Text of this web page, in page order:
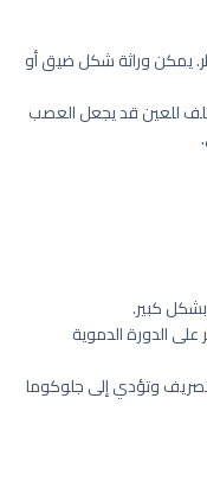
يمكن وراثة شكل ضيق أو
للعين قد يجعل العصب
بشكل كبير.
على الدورة الدموية
وتؤدي إلى جلوكوما